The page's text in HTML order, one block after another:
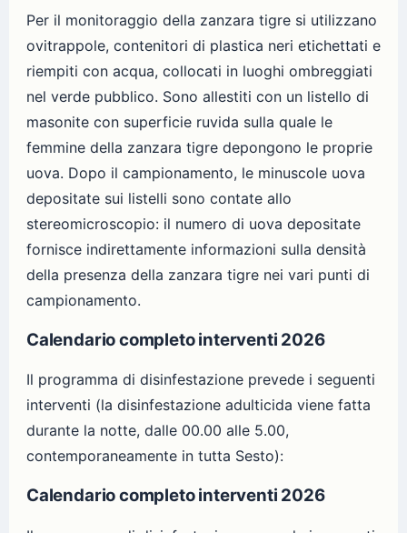
Per il monitoraggio della zanzara tigre si utilizzano
ovitrappole, contenitori di plastica neri etichettati e
riempiti con acqua, collocati in luoghi ombreggiati
nel verde pubblico. Sono allestiti con un listello di
masonite con superficie ruvida sulla quale le
femmine della zanzara tigre depongono le proprie
uova. Dopo il campionamento, le minuscole uova
depositate sui listelli sono contate allo
stereomicroscopio: il numero di uova depositate
fornisce indirettamente informazioni sulla densità
della presenza della zanzara tigre nei vari punti di
campionamento.
Calendario completo interventi 2026
Il programma di disinfestazione prevede i seguenti
interventi (la disinfestazione adulticida viene fatta
durante la notte, dalle 00.00 alle 5.00,
contemporaneamente in tutta Sesto):
Calendario completo interventi 2026